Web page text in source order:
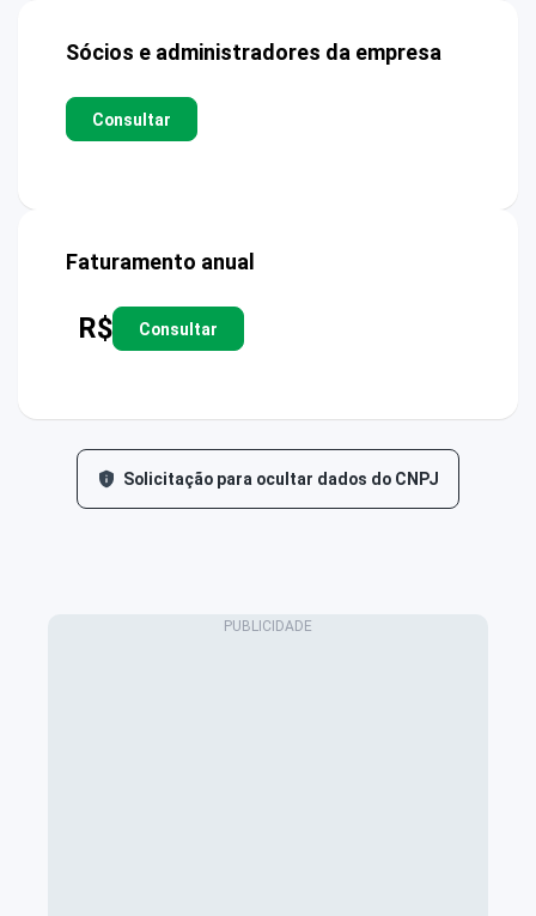
Sócios e administradores da empresa
Consultar
Faturamento anual
R$ Consultar
Solicitação para ocultar dados do CNPJ